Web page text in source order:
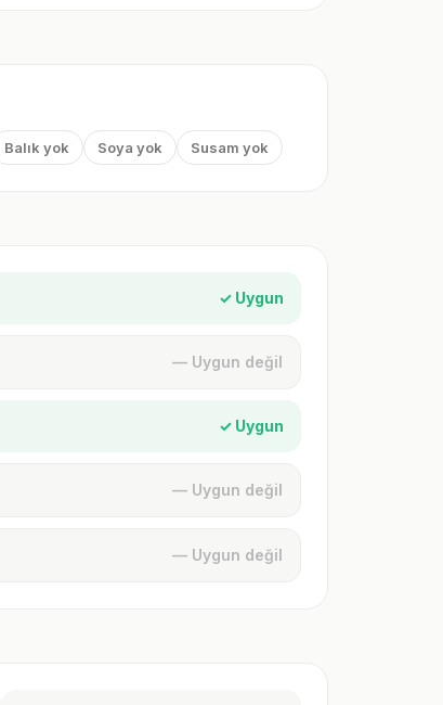
Balık yok Soya yok Susam yok
✓ Uygun
— Uygun değil
✓ Uygun
— Uygun değil
— Uygun değil